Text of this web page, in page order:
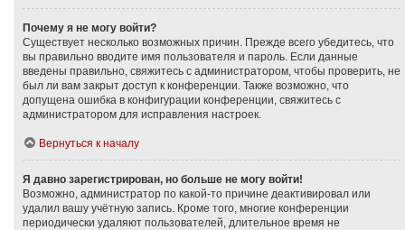
Почему я не могу войти?
Существует несколько возможных причин. Прежде всего убедитесь, что
вы правильно вводите имя пользователя и пароль. Если данные
введены правильно, свяжитесь с администратором, чтобы проверить, не
был ли вам закрыт доступ к конференции. Также возможно, что
допущена ошибка в конфигурации конференции, свяжитесь с
администратором для исправления настроек.
Вернуться к началу
Я давно зарегистрирован, но больше не могу войти!
Возможно, администратор по какой-то причине деактивировал или
удалил вашу учётную запись. Кроме того, многие конференции
периодически удаляют пользователей, длительное время не